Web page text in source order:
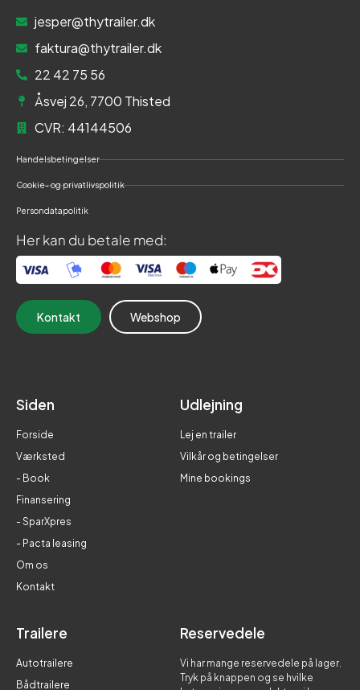
jesper@thytrailer.dk
faktura@thytrailer.dk
22 42 75 56
Åsvej 26, 7700 Thisted
CVR: 44144506
Handelsbetingelser
Cookie- og privatlivspolitik
Persondatapolitik
Her kan du betale med:
Kontakt Webshop
Siden
Forside
Værksted
- Book
Finansering
- SparXpres
- Pacta leasing
Om os
Kontakt
Udlejning
Lej en trailer
Vilkår og betingelser
Mine bookings
Trailere
Autotrailere
Bådtrailere
Reservedele
Vi har mange reservedele på lager.
Tryk på knappen og se hvilke